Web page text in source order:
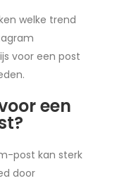
welke trend
voor een post
een
post kan sterk
door